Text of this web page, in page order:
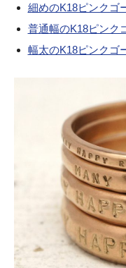
細めのK18ピンクゴ
普通幅のK18ピンク
幅太のK18ピンクゴ